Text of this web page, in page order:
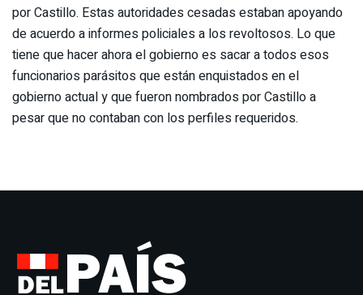
por Castillo. Estas autoridades cesadas estaban apoyando
de acuerdo a informes policiales a los revoltosos. Lo que
tiene que hacer ahora el gobierno es sacar a todos esos
funcionarios parásitos que están enquistados en el
gobierno actual y que fueron nombrados por Castillo a
pesar que no contaban con los perfiles requeridos.